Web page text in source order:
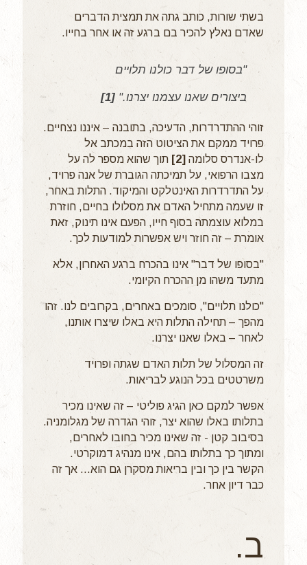
בשתי שורות, כותב גתה את תמצית הדברים
שאדם נאלץ להכיר בם ברגע זה או אחר בחייו.
"בסופו של דבר כולנו תלויים
ביצורים שאנו עצמנו יצרנו." [1]
זוהי ההתדרדרות, הדעיכה, בתובנה – איננו נצחיים.
פרויד ממקם את הציטוט הזה במכתב אל
לו-אנדרס סלומה [2]
תוך שהוא מספר לה על
מצבו הרפואי, על תמיכתה הגוברת של אנה פרויד,
על התדרדרות האינטלקט והמיקוד. התלות באחר,
זו שעמה מתחיל האדם את מסלולו בחיים, חוזרת
במלוא עוצמתה בסוף חייו, הפעם אינו תינוק, זאת
אומרת – זה חוזר ויש אפשרות למודעות לכך.
"בסופו של דבר" אינו בהכרח ברגע האחרון, אלא
מתעד משהו מן ההכרח הקיומי.
"כולנו תלויים", סומכים באחרים, בקרובים לנו. זהו
מהפך – תחילה התלות היא באלו שיצרו אותנו,
לאחר – באלו שאנו יצרנו.
זה המסלול של תלות האדם שגתה ופרויד
משרטטים בכל הנוגע לבריאות.
אפשר למקם כאן הגיג פוליטי – זה שאינו מכיר
בתלותו באלו שהוא יצר, זוהי הגדרה של מגלומניה.
בסיבוב קטן - זה שאינו מכיר בחובו לאחרים,
ומתוך כך בתלותו בהם, אינו מנהיג דמוקרטי.
הקשר בין כך ובין בריאות מסקרן גם הוא... אך זה
כבר דיון אחר.
ב.